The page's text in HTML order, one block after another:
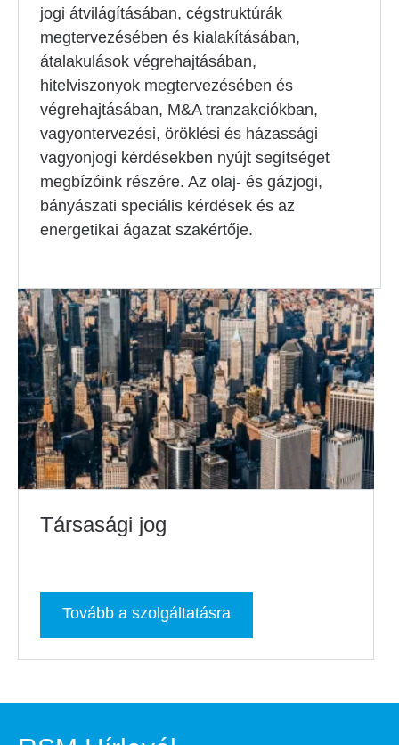
Társasági jog
Tovább a szolgáltatásra
jogi átvilágításában, cégstruktúrák
megtervezésében és kialakításában,
átalakulások végrehajtásában,
hitelviszonyok megtervezésében és
végrehajtásában, M&A tranzakciókban,
vagyontervezési, öröklési és házassági
vagyonjogi kérdésekben nyújt segítséget
megbízóink részére. Az olaj- és gázjogi,
bányászati speciális kérdések és az
energetikai ágazat szakértője.